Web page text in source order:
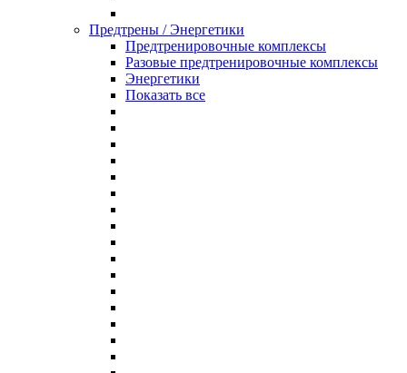
Предтрены / Энергетики
Предтренировочные комплексы
Разовые предтренировочные комплексы
Энергетики
Показать все